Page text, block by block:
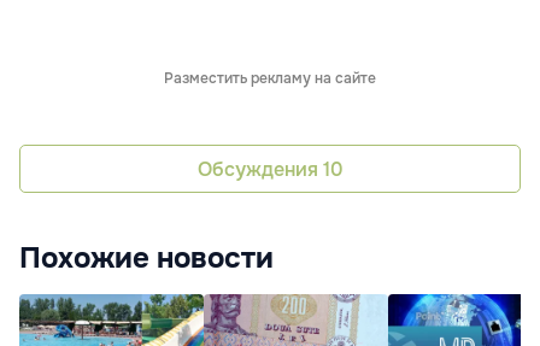
Разместить рекламу на сайте
Обсуждения 10
Похожие новости